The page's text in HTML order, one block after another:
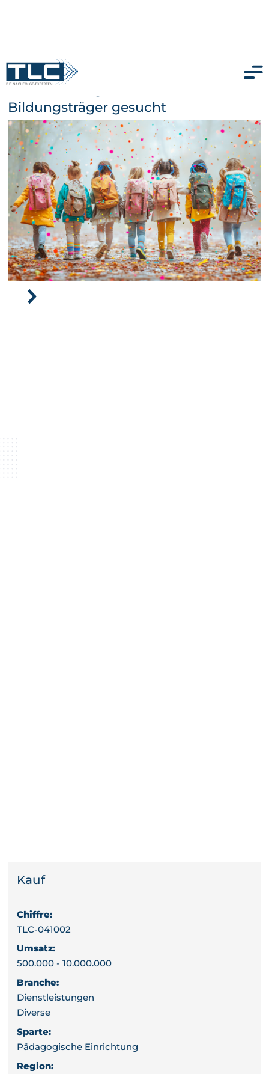
Gemeinnützig anerkannte Kita /
Bildungsträger gesucht
Kauf
Chiffre:
TLC-041002
Umsatz:
500.000 - 10.000.000
Branche:
Dienstleistungen
Diverse
Sparte:
Pädagogische Einrichtung
Region: